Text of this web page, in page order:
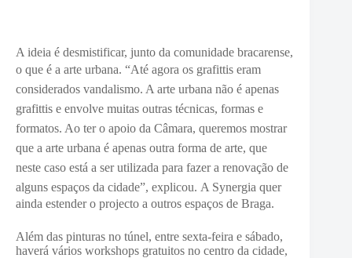
A ideia é desmistificar, junto da comunidade bracarense,
o que é a arte urbana. “Até agora os grafittis eram
considerados vandalismo. A arte urbana não é apenas
grafittis e envolve muitas outras técnicas, formas e
formatos. Ao ter o apoio da Câmara, queremos mostrar
que a arte urbana é apenas outra forma de arte, que
neste caso está a ser utilizada para fazer a renovação de
alguns espaços da cidade”, explicou. A Synergia quer
ainda estender o projecto a outros espaços de Braga.
Além das pinturas no túnel, entre sexta-feira e sábado,
haverá vários workshops gratuitos no centro da cidade,